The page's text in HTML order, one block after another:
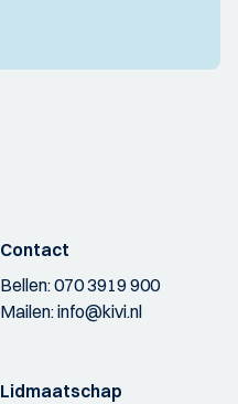
Contact
Bellen:070 3919 900
Mailen:info@kivi.nl
Lidmaatschap